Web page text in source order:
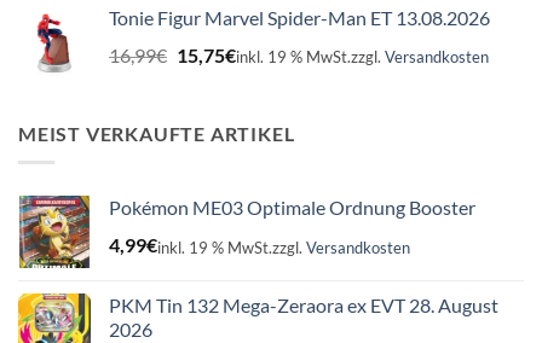
16,99€15,75€.
Tonie Figur Marvel Spider-Man ET 13.08.2026
16,99€ Ursprünglicher
Preis
16,99€
15,75€Aktueller
15,75€.
inkl. 19 % MwSt.zzgl. Versandkosten
MEIST VERKAUFTE ARTIKEL
Pokémon ME03 Optimale Ordnung Booster
4,99€inkl. 19 % MwSt.zzgl. Versandkosten
PKM Tin 132 Mega-Zeraora ex EVT 28. August
2026